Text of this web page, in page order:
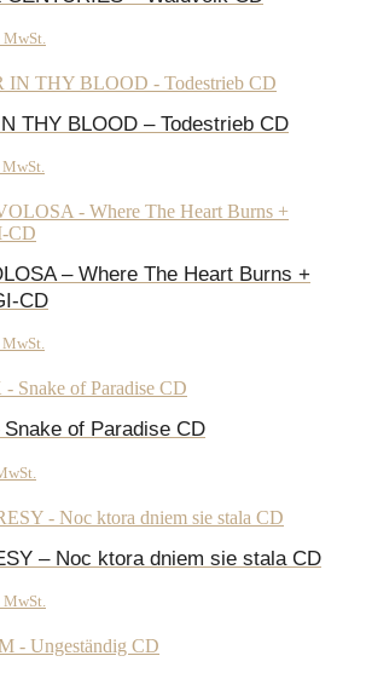
THY BLOOD – Todestrieb CD
– Where The Heart Burns +
CD
Snake of Paradise CD
– Noc ktora dniem sie stala CD